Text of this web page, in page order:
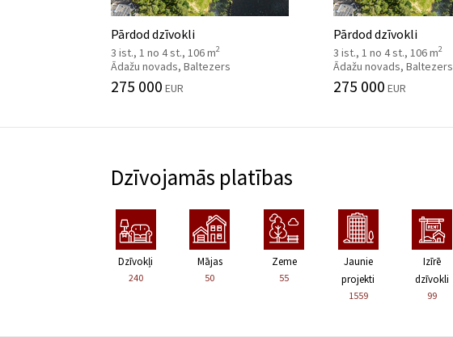
Pārdod dzīvokli
3 ist., 1 no 4 st., 106 m2
Ādažu novads, Baltezers
275 000 EUR
Pārdod dzīvokli
3 ist., 1 no 4 st., 106 m2
Ādažu novads, Baltezers
275 000 EUR
Dzīvojamās platības
Dzīvokļi
240
Mājas
50
Zeme
55
Jaunie
projekti
1559
Izīrē
dzīvokli
99